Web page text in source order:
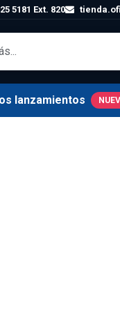
5181 Ext. 820
lanzamientos